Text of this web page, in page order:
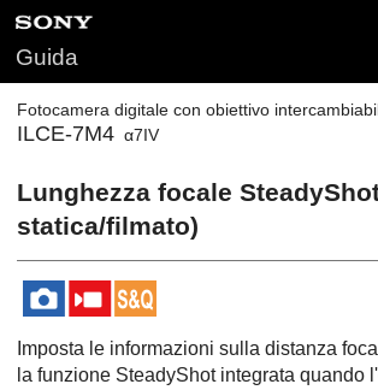
Guida
Fotocamera digitale con obiettivo
ILCE-7M4 α7IV
Lunghezza focale
statica/filmato)
Imposta le informazioni sulla distanza
la funzione SteadyShot integrata quando